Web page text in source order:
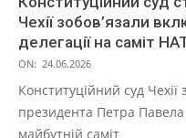
Чехії зобов’язали
делегації на саміт
ON: 24.06.2026
Конституційний суд
президента Петра Павела
майбутній саміт